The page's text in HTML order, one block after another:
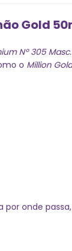
Gold
Nº 305
o Million
onde